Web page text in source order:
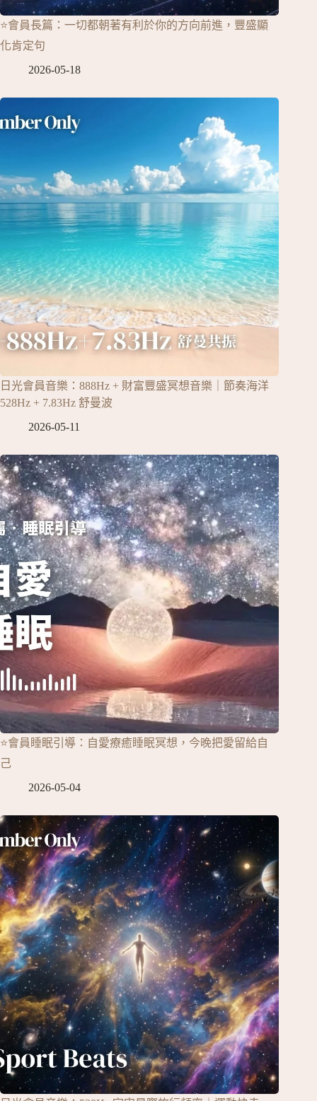
⭐會員長篇：一切都朝著有利於你的方向前進，豐盛顯
化肯定句
2026-05-18
日光會員音樂：888Hz + 財富豐盛冥想音樂｜節奏海洋
528Hz + 7.83Hz 舒曼波
2026-05-11
⭐會員睡眠引導：自愛療癒睡眠冥想，今晚把愛留給自
己
2026-05-04